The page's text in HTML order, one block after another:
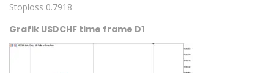
Stoploss 0.7918
Grafik USDCHF time frame D1